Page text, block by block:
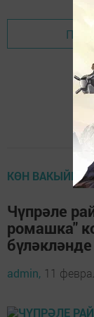
КӨН
Чүпрәле
ромашка"
бүләкләнде
admin, 11